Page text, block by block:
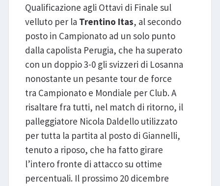
Qualificazione agli Ottavi di Finale sul
velluto per la Trentino Itas, al secondo
posto in Campionato ad un solo punto
dalla capolista Perugia, che ha superato
con un doppio 3-0 gli svizzeri di Losanna
nonostante un pesante tour de force
tra Campionato e Mondiale per Club. A
risaltare fra tutti, nel match di ritorno, il
palleggiatore Nicola Daldello utilizzato
per tutta la partita al posto di Giannelli,
tenuto a riposo, che ha fatto girare
l’intero fronte di attacco su ottime
percentuali. Il prossimo 20 dicembre